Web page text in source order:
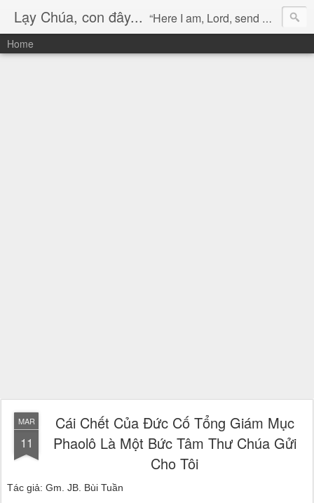
Lạy Chúa, con đây... “Here I am, Lord, send me!” (Isaiah 6:8)
Home
MAR
11
Cái Chết Của Ðức Cố Tổng Giám Mục
Phaolô Là Một Bức Tâm Thư Chúa Gửi
Cho Tôi
Tác giả: Gm. JB. Bùi Tuần